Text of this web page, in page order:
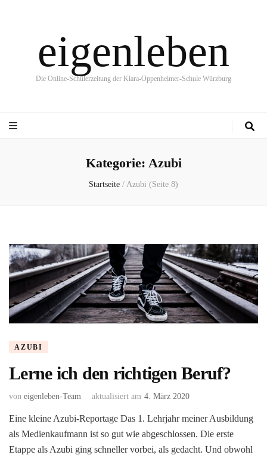
eigenleben
Die Online-Schülerzeitung der Klara-Oppenheimer-Schule Würzburg
Kategorie: Azubi
Startseite / Azubi (Seite 8)
AZUBI
Lerne ich den richtigen Beruf?
von eigenleben-Team aktualisiert am 4. März 2020
Eine kleine Azubi-Reportage Das 1. Lehrjahr meiner Ausbildung
als Medienkaufmann ist so gut wie abgeschlossen. Die erste
Etappe als Azubi ging schneller vorbei, als gedacht. Und obwohl